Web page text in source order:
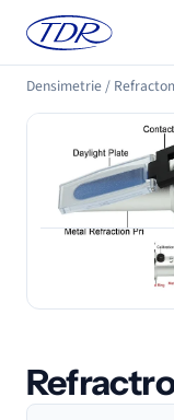
Densimetrie/